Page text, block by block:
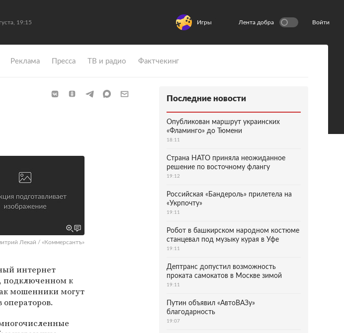
19:15 Игры Лента добра Войти
Реклама Пресса ТВ и радио Фактчекинг
Лекай / «Коммерсантъ»
интернет
подключенном к
мошенники могут
Последние новости
Опубликован маршрут украинских
«Фламинго» до Тюмени
18:11
Страна НАТО приняла неожиданное
решение по восточному флангу
19:12
Российская «Бандероль» прилетела на
«Укрпочту»
19:11
Робот в башкирском народном костюме
станцевал под музыку курая в Уфе
19:11
Дептранс допустил возможность
проката самокатов в Москве зимой
19:11
Путин объявил «АвтоВАЗу»
благодарность
19:07